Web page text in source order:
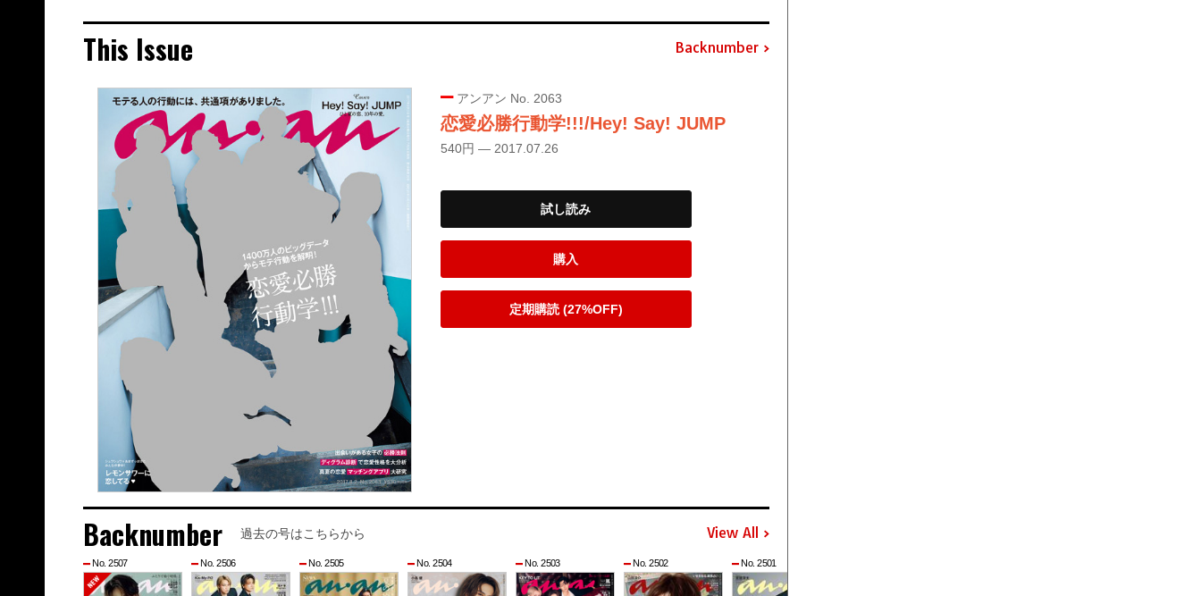
This Issue Backnumber
アンアン No. 2063
恋愛必勝行動学!!!/Hey! Say! JUMP
540円 — 2017.07.26
試し読み
購入
定期購読 (27%OFF)
Backnumber 過去の号はこちらから View All
No. 2507 No. 2506 No. 2505 No. 2504 No. 2503 No. 2502 No. 2501